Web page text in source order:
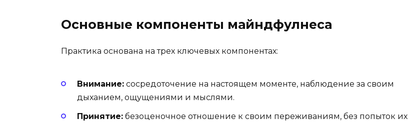
Основные компоненты майндфулнеса
Практика основана на трех ключевых компонентах:
Внимание: сосредоточение на настоящем моменте, наблюдение за своим
дыханием, ощущениями и мыслями.
Принятие: безоценочное отношение к своим переживаниям, без попыток их